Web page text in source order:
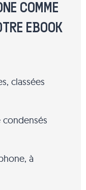
COMME
EBOOK
classées
condensés
à